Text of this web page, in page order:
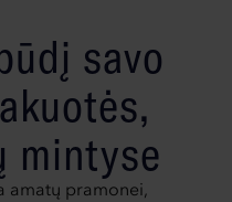
savo
mintyse
amatų pramonei,